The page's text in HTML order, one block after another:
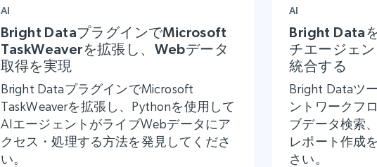
AI
Bright DataプラグインでMicrosoft
TaskWeaverを拡張し、Webデータ
取得を実現
Bright DataプラグインでMicrosoft
TaskWeaverを拡張し、Pythonを使用して
AIエージェントがライブWebデータにア
クセス・処理する方法を発見してくださ
い。
AI
Bright Data
チエージェ
統合する
Bright Dataツ
ントワークフ
ブデータ検索
レポート作成
さい。